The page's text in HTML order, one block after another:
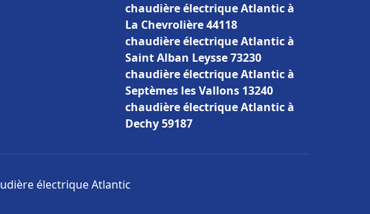
chaudière électrique Atlantic à
La Chevrolière 44118
chaudière électrique Atlantic à
Saint Alban Leysse 73230
chaudière électrique Atlantic à
Septèmes les Vallons 13240
chaudière électrique Atlantic à
Dechy 59187
électrique Atlantic